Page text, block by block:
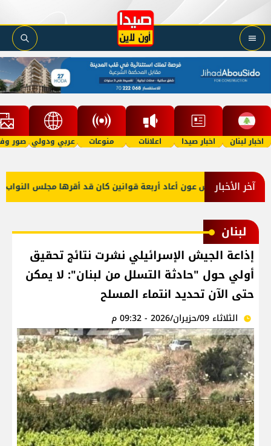
اخبار لبنان اخبار صيدا اعلانات منوعات عربي ودولي صور
آخر الأخبار
الرئيس عون أعاد أربعة قوانين كان قد أقرها مجلس النواب
لبنان
إذاعة الجيش الإسرائيلي نشرت نتائج تحقيق
أولي حول "حادثة التسلل من لبنان": لا يمكن
حتى الآن تحديد انتماء المسلح
الثلاثاء 09/حزيران/2026 - 09:32 م